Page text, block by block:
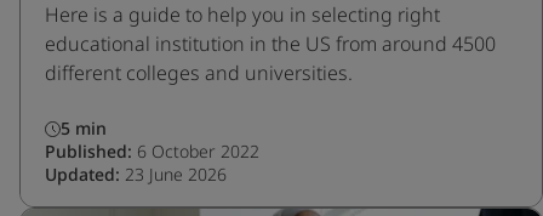
Here is a guide to help you in selecting right
educational institution in the US from around 4500
different colleges and universities.
5 min
Published: 6 October 2022
Updated: 23 June 2026